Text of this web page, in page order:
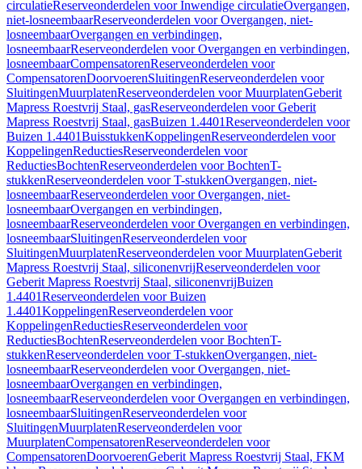
circulatieReserveonderdelen voor Inwendige circulatieOvergangen,
niet-losneembaarReserveonderdelen voor Overgangen, niet-
losneembaarOvergangen en verbindingen,
losneembaarReserveonderdelen voor Overgangen en verbindingen,
losneembaarCompensatorenReserveonderdelen voor
CompensatorenDoorvoerenSluitingenReserveonderdelen voor
SluitingenMuurplatenReserveonderdelen voor MuurplatenGeberit
Mapress Roestvrij Staal, gasReserveonderdelen voor Geberit
Mapress Roestvrij Staal, gasBuizen 1.4401Reserveonderdelen voor
Buizen 1.4401BuisstukkenKoppelingenReserveonderdelen voor
KoppelingenReductiesReserveonderdelen voor
ReductiesBochtenReserveonderdelen voor BochtenT-
stukkenReserveonderdelen voor T-stukkenOvergangen, niet-
losneembaarReserveonderdelen voor Overgangen, niet-
losneembaarOvergangen en verbindingen,
losneembaarReserveonderdelen voor Overgangen en verbindingen,
losneembaarSluitingenReserveonderdelen voor
SluitingenMuurplatenReserveonderdelen voor MuurplatenGeberit
Mapress Roestvrij Staal, siliconenvrijReserveonderdelen voor
Geberit Mapress Roestvrij Staal, siliconenvrijBuizen
1.4401Reserveonderdelen voor Buizen
1.4401KoppelingenReserveonderdelen voor
KoppelingenReductiesReserveonderdelen voor
ReductiesBochtenReserveonderdelen voor BochtenT-
stukkenReserveonderdelen voor T-stukkenOvergangen, niet-
losneembaarReserveonderdelen voor Overgangen, niet-
losneembaarOvergangen en verbindingen,
losneembaarReserveonderdelen voor Overgangen en verbindingen,
losneembaarSluitingenReserveonderdelen voor
SluitingenMuurplatenReserveonderdelen voor
MuurplatenCompensatorenReserveonderdelen voor
CompensatorenDoorvoerenGeberit Mapress Roestvrij Staal, FKM